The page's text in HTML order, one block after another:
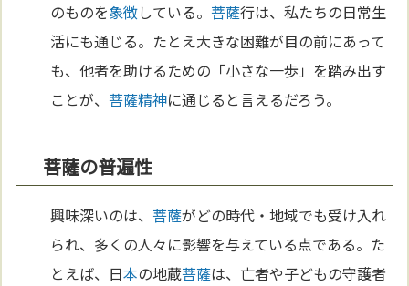
のものを象徴している。菩薩行は、私たちの日常生
活にも通じる。たとえ大きな困難が目の前にあって
も、他者を助けるための「小さな一歩」を踏み出す
ことが、菩薩精神に通じると言えるだろう。
菩薩の普遍性
興味深いのは、菩薩がどの時代・地域でも受け入れ
られ、多くの人々に影響を与えている点である。た
とえば、日本の地蔵菩薩は、亡者や子どもの守護者